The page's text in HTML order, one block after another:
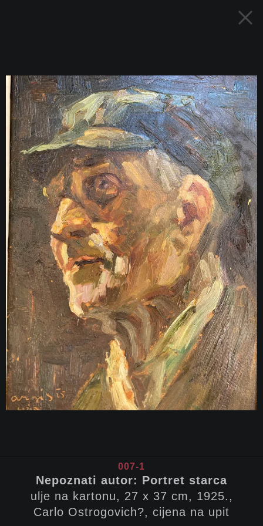
007-1
Nepoznati autor: Portret starca
ulje na kartonu, 27 x 37 cm, 1925.,
Carlo Ostrogovich?, cijena na upit